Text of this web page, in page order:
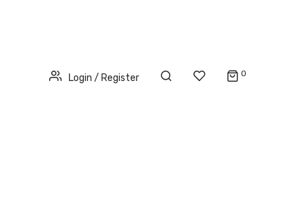
Login / Register 0